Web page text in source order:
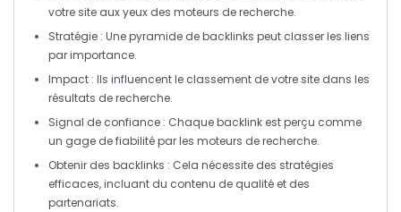
votre site aux yeux des moteurs de recherche.
Stratégie : Une pyramide debacklinks peut classer les liens
parimportance.
Impact : Ils influencent le classement de votre site dans les
résultats de recherche.
Signal de confiance : Chaquebacklink est perçu comme
un gage defiabilitépar les moteurs de recherche.
Obtenir des backlinks : Cela nécessite des stratégies
efficaces, incluant du contenu de qualité et des
partenariats.